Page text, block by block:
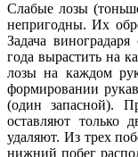
Слабые лозы
непригодны. Их
Задача
года вырастить на
лозы на каждом
формировании
(один запасной).
оставляют только
удаляют. Из трех
нижний побег